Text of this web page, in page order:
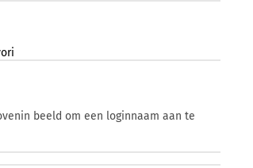
beeld om een loginnaam aan te